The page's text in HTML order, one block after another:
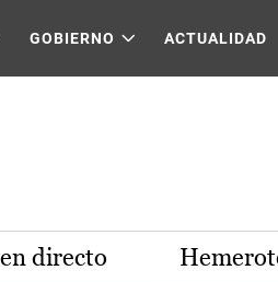
GOBIERNO ACTUALIDAD
directo